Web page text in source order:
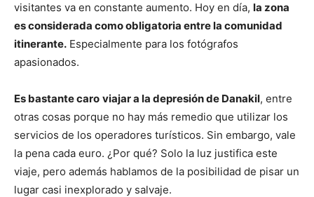
visitantes va en constante aumento. Hoy en día, la zona
es considerada como obligatoria entre la comunidad
itinerante. Especialmente para los fotógrafos
apasionados.
Es bastante caro viajar a la depresión de Danakil, entre
otras cosas porque no hay más remedio que utilizar los
servicios de los operadores turísticos. Sin embargo, vale
la pena cada euro. ¿Por qué? Solo la luz justifica este
viaje, pero además hablamos de la posibilidad de pisar un
lugar casi inexplorado y salvaje.